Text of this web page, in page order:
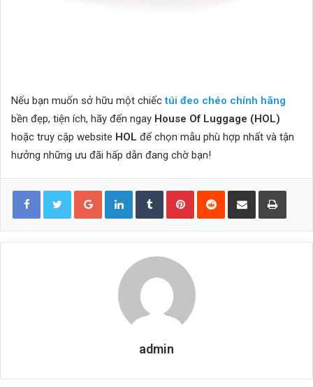
Nếu bạn muốn sở hữu một chiếctúi đeo chéo chính hãng
bền đẹp, tiện ích, hãy đến ngay House Of Luggage (HOL)
hoặc truy cập website HOL để chọn mẫu phù hợp nhất và tận
hưởng những ưu đãi hấp dẫn đang chờ bạn!
Google+LinkedInTumblr PinterestReddit Share via Email Print
admin